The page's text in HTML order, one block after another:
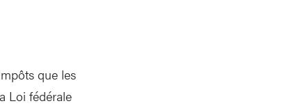
que les
Loi fédérale